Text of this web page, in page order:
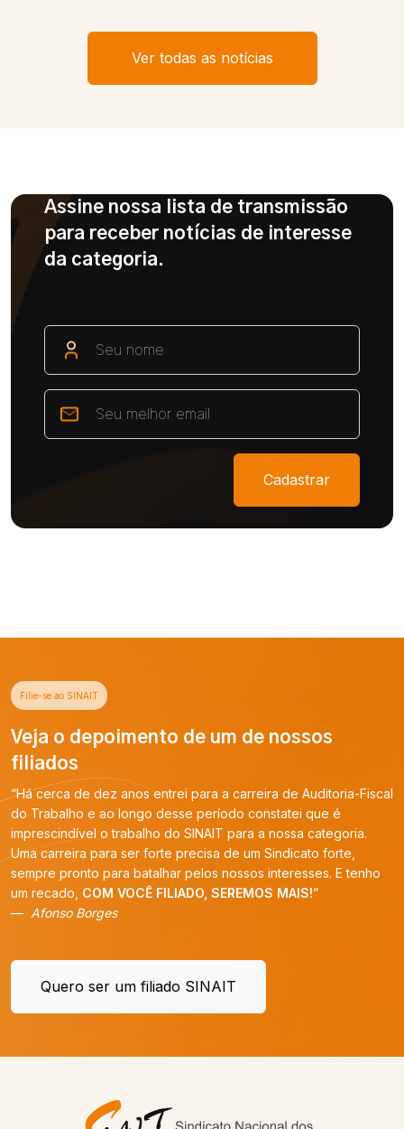
Ver todas as notícias
Assine nossa lista de transmissão
para receber notícias de interesse
da categoria.
Cadastrar
Filie-se ao SINAIT
Veja o depoimento de um de nossos
filiados
“Há cerca de dez anos entrei para a carreira de Auditoria-Fiscal
do Trabalho e ao longo desse período constatei que é
imprescindível o trabalho do SINAIT para a nossa categoria.
Uma carreira para ser forte precisa de um Sindicato forte,
sempre pronto para batalhar pelos nossos interesses. E tenho
um recado, COM VOCÊ FILIADO, SEREMOS MAIS!”
Afonso Borges
Quero ser um filiado SINAIT